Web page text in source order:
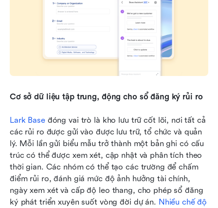
Cơ sở dữ liệu tập trung, động cho sổ đăng ký rủi ro
Lark Base đóng vai trò là kho lưu trữ cốt lõi, nơi tất cả
các rủi ro được gửi vào được lưu trữ, tổ chức và quản
lý. Mỗi lần gửi biểu mẫu trở thành một bản ghi có cấu
trúc có thể được xem xét, cập nhật và phân tích theo
thời gian. Các nhóm có thể tạo các trường để chấm
điểm rủi ro, đánh giá mức độ ảnh hưởng tài chính,
ngày xem xét và cấp độ leo thang, cho phép sổ đăng
ký phát triển xuyên suốt vòng đời dự án. Nhiều chế độ